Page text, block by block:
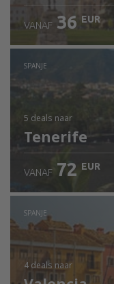
VANAF 36 EUR
SPANJE
5 deals naar
Tenerife
VANAF 72 EUR
SPANJE
4 deals naar